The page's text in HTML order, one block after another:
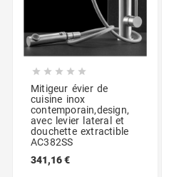
    
Mitigeur évier de
cuisine inox
contemporain,design,
avec levier lateral et
douchette extractible
AC382SS
341,16 €